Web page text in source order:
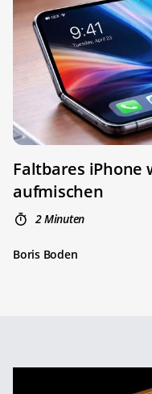
Faltbares iPhone
aufmischen
2 Minuten
Boris Boden